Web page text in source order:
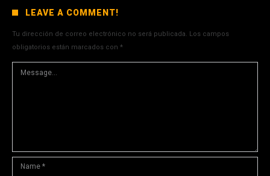
LEAVE A COMMENT!
Tu dirección de correo electrónico no será publicada. Los campos
obligatorios están marcados con *